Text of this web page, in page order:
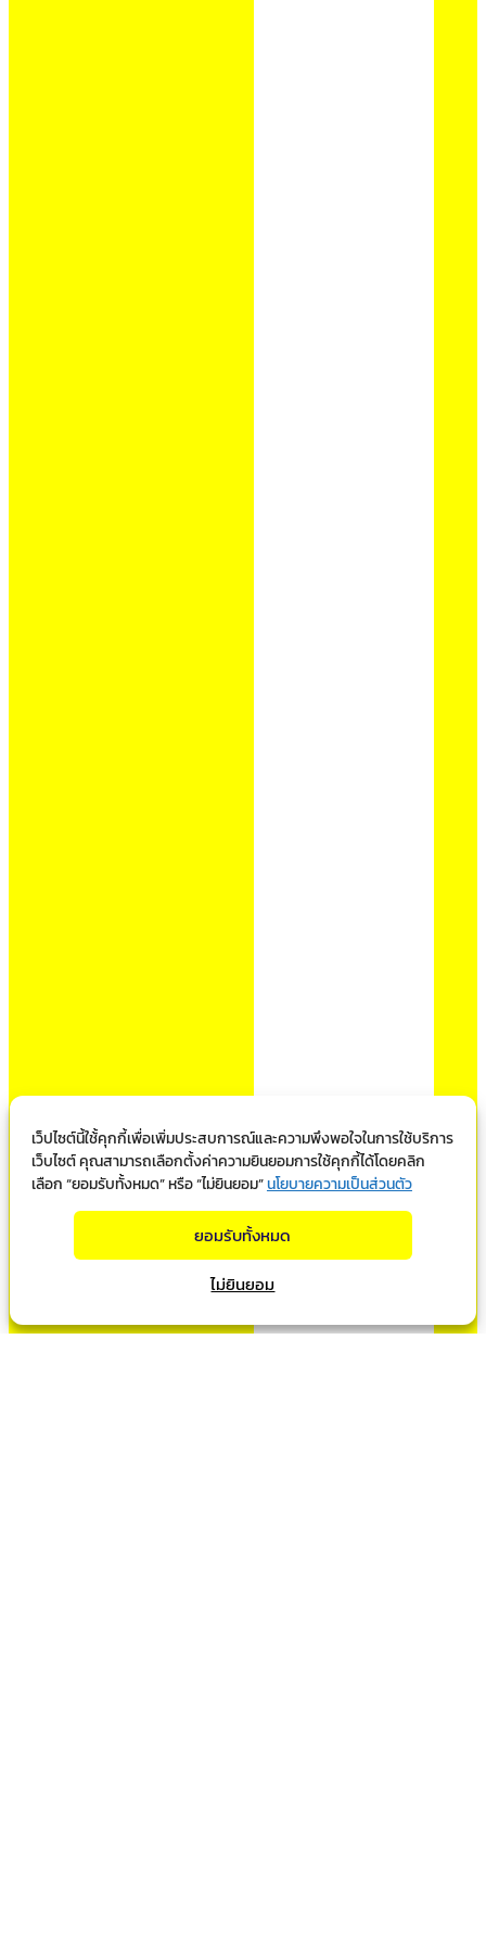
เว็ปไซต์นี้ใช้้คุกกี้เพื่อเพิ่มประสบการณ์และความพึงพอใจในการใช้บริการ
เว็บไซต์ คุณสามารถเลือกตั้งค่าความยินยอมการใช้คุกกี้ได้โดยคลิก
เลือก “ยอมรับทั้งหมด” หรือ “ไม่ยินยอม”นโยบายความเป็นส่วนตัว
ยอมรับทั้งหมด
ไม่ยินยอม